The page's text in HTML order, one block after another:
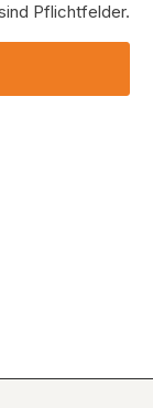
Pflichtfelder.